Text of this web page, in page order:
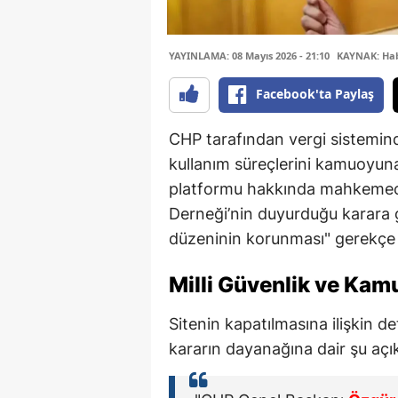
YAYINLAMA: 08 Mayıs 2026 - 21:10 KAYNAK:
Facebook'ta Paylaş
CHP tarafından vergi
kullanım süreçlerini
platformu hakkında
Derneği’nin duyurduğu
düzeninin korunması" gerekçe
Milli Güvenlik ve
Sitenin kapatılmasına ilişkin
kararın dayanağına dair şu